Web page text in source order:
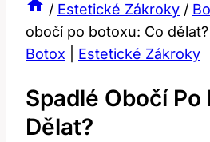
/ Estetické Zákroky /
obočí po botoxu: Co dělat?
Botox
Estetické Zákroky
Spadlé Obočí Po
Dělat?